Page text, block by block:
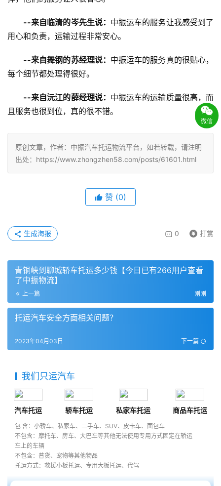
--来自临清的岑先生说： 中振运车的服务让我感受到了
用心和负责，运输过程非常安心。
--来自舞钢的苏经理说： 中振运车的服务真的很贴心，
每个细节都处理得很好。
--来自沅江的薛经理说： 中振运车的运输质量很高，而
且服务也很到位，真的很不错。
原创文章，作者：中振汽车托运物流平台，如若转载，请注明
出处：https://www.zhongzhen58.com/posts/61601.html
赞 (0)
0 打赏
生成海报
青铜峡到聊城轿车托运多少钱【今日已有266用户查看
了中振物流】
上一篇 刚刚
托运汽车安全方面相关问题？
下一篇
2023年04月03日
我们只运汽车
汽车托运 轿车托运 私家车托运 商品车托运
包 含：小轿车、私家车、二手车、SUV、皮卡车、面包车
不包含：摩托车、房车、大巴车等其他无法使用专用方式固定在轿运
车上的车辆
不包含：普货、宠物等其他物品
托运方式：救援小板托运、专用大板托运、代驾
微信